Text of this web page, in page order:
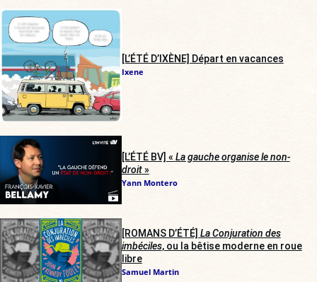
[L’ÉTÉ D’IXÈNE] Départ en vacances
Ixene
[L’ÉTÉ BV] « La gauche organise le non-
droit»
Yann Montero
[ROMANS D’ÉTÉ] La Conjuration des
imbéciles, ou la bêtise moderne en roue
libre
Samuel Martin